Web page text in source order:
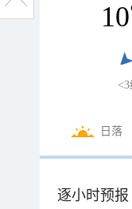
10
<3
日落
逐小时预报